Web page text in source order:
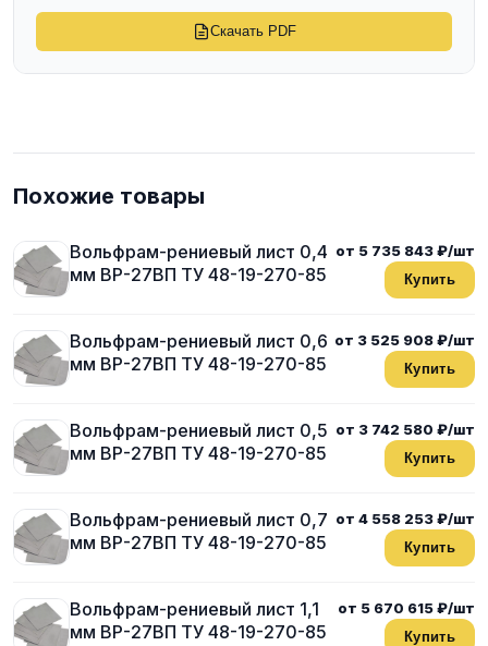
Скачать PDF
Похожие товары
Вольфрам-рениевый лист 0,4
мм ВР-27ВП ТУ 48-19-270-85
от 5 735 843 ₽/шт
Купить
Вольфрам-рениевый лист 0,6
мм ВР-27ВП ТУ 48-19-270-85
от 3 525 908 ₽/шт
Купить
Вольфрам-рениевый лист 0,5
мм ВР-27ВП ТУ 48-19-270-85
от 3 742 580 ₽/шт
Купить
Вольфрам-рениевый лист 0,7
мм ВР-27ВП ТУ 48-19-270-85
от 4 558 253 ₽/шт
Купить
Вольфрам-рениевый лист 1,1
мм ВР-27ВП ТУ 48-19-270-85
от 5 670 615 ₽/шт
Купить